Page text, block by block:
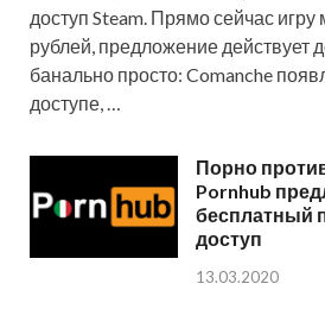
доступ Steam. Прямо сейчас игру
рублей, предложение действует
банально просто: Comanche
доступе, …
Порно
Pornhub
бесплатный
доступ
13.03.2020